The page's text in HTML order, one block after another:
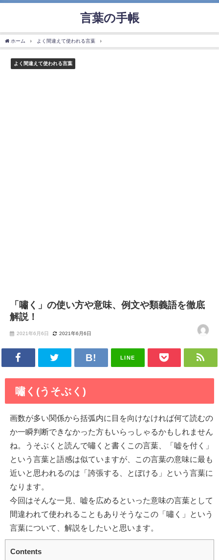
言葉の手帳
ホーム よく間違えて使われる言葉
よく間違えて使われる言葉
「嘯く」の使い方や意味、例文や類義語を徹底
解説！
2021年6月6日 2021年6月6日
LINE
嘯く(うそぶく)
画数が多い関係から括弧内に目を向けなければ何て読むの
か一瞬判断できなかった方もいらっしゃるかもしれません
ね。うそぶくと読んで嘯くと書くこの言葉、「嘘を付く」
という言葉と語感は似ていますが、この言葉の意味に最も
近いと思われるのは「誇張する、とぼける」という言葉に
なります。
今回はそんな一見、嘘を広めるといった意味の言葉として
間違われて使われることもありそうなこの「嘯く」という
言葉について、解説をしたいと思います。
Contents